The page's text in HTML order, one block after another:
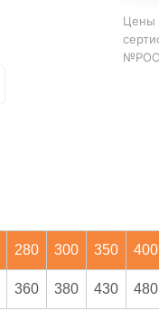
Цены
280 300 350 400
360 380 430 480